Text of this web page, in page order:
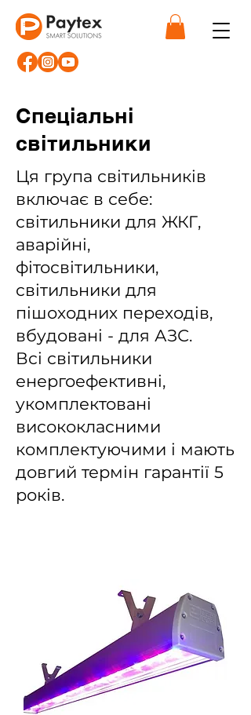
Спеціальні
світильники
Ця група світильників
включає в себе:
світильники для ЖКГ,
аварійні,
фітосвітильники,
світильники для
пішоходних переходів,
вбудовані - для АЗС.
Всі світильники
енергоефективні,
укомплектовані
висококласними
комплектуючими і мають
довгий термін гарантії 5
років.